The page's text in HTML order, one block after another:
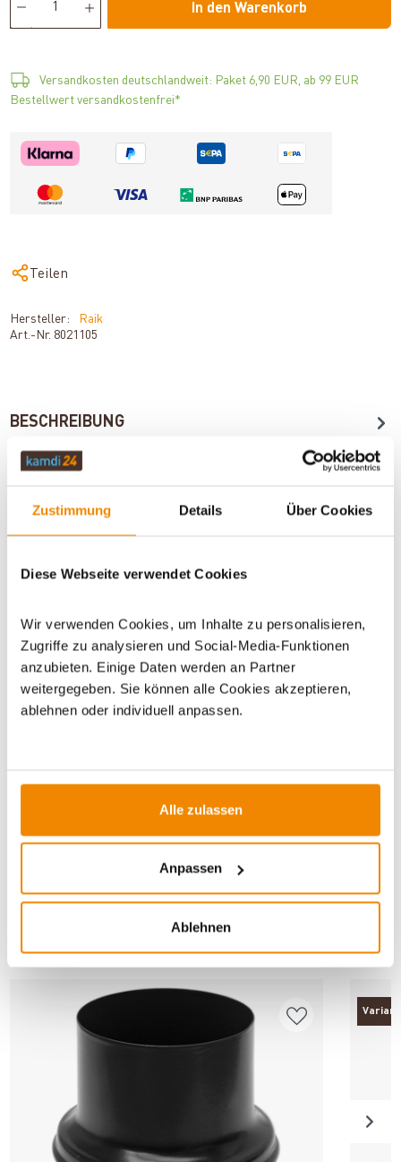
Zustimmung Details Über Cookies
Diese Webseite verwendet Cookies
Wir verwenden Cookies, um Inhalte zu personalisieren,
Zugriffe zu analysieren und Social-Media-Funktionen
anzubieten. Einige Daten werden an Partner
weitergegeben. Sie können alle Cookies akzeptieren,
ablehnen oder individuell anpassen.
Alle zulassen
Anpassen
Ablehnen
In den Warenkorb
Versandkosten deutschlandweit: Paket 6,90 EUR, ab 99 EUR
Bestellwert versandkostenfrei*
Teilen
Hersteller:
Raik
Art.-Nr. 8021105
BESCHREIBUNG
WICHTIGE INFOS
Artikeldatenblatt drucken Frage zum Artikel
für Pelletöfen|Erweiterungen
ANDERE INTERESSIERTEN SICH AUCH
DAFÜR